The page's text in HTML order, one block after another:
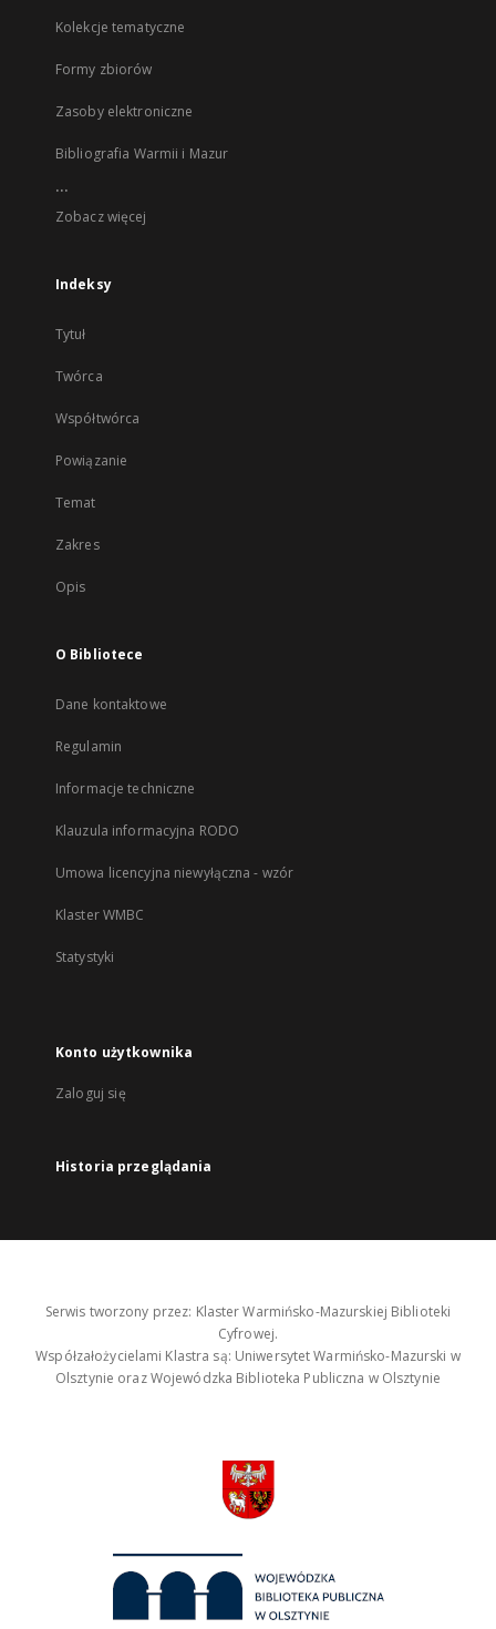
Kolekcje tematyczne
Formy zbiorów
Zasoby elektroniczne
Bibliografia Warmii i Mazur
...
Zobacz więcej
Indeksy
Tytuł
Twórca
Współtwórca
Powiązanie
Temat
Zakres
Opis
O Bibliotece
Dane kontaktowe
Regulamin
Informacje techniczne
Klauzula informacyjna RODO
Umowa licencyjna niewyłączna - wzór
Klaster WMBC
Statystyki
Konto użytkownika
Zaloguj się
Historia przeglądania
Serwis tworzony przez: Klaster Warmińsko-Mazurskiej Biblioteki
Cyfrowej.
Współzałożycielami Klastra są: Uniwersytet Warmińsko-Mazurski w
Olsztynie oraz Wojewódzka Biblioteka Publiczna w Olsztynie